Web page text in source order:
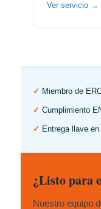
Ver servicio →
✓ Miembro de
✓ Cumplimiento
✓ Entrega llave
¿Listo para
Nuestro equipo